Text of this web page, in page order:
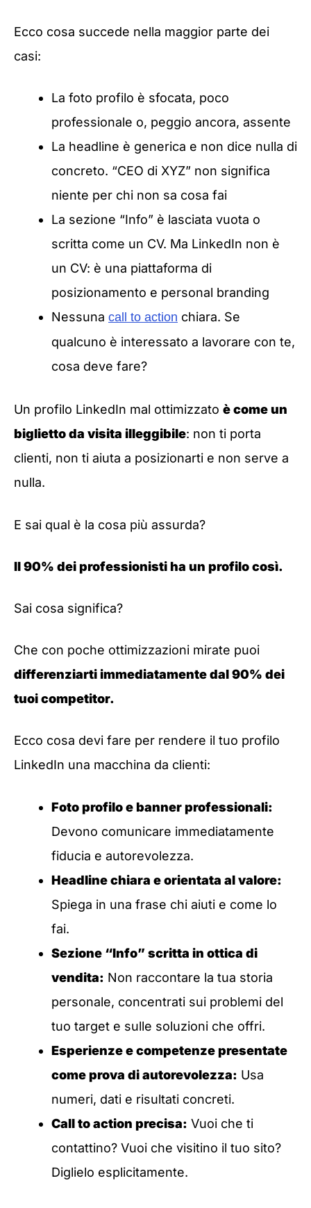
Ecco cosa succede nella maggior parte dei
casi:
La foto profilo è sfocata, poco
professionale o, peggio ancora, assente
La headline è generica e non dice nulla di
concreto. “CEO di XYZ” non significa
niente per chi non sa cosa fai
La sezione “Info” è lasciata vuota o
scritta come un CV. Ma LinkedIn non è
un CV: è una piattaforma di
posizionamento e personal branding
Nessuna call to action chiara. Se
qualcuno è interessato a lavorare con te,
cosa deve fare?
Un profilo LinkedIn mal ottimizzato è come un
biglietto da visita illeggibile: non ti porta
clienti, non ti aiuta a posizionarti e non serve a
nulla.
E sai qual è la cosa più assurda?
Il 90% dei professionisti ha un profilo così.
Sai cosa significa?
Che con poche ottimizzazioni mirate puoi
differenziarti immediatamente dal 90% dei
tuoi competitor.
Ecco cosa devi fare per rendere il tuo profilo
LinkedIn una macchina da clienti:
Foto profilo e banner professionali:
Devono comunicare immediatamente
fiducia e autorevolezza.
Headline chiara e orientata al valore:
Spiega in una frase chi aiuti e come lo
fai.
Sezione “Info” scritta in ottica di
vendita: Non raccontare la tua storia
personale, concentrati sui problemi del
tuo target e sulle soluzioni che offri.
Esperienze e competenze presentate
come prova di autorevolezza: Usa
numeri, dati e risultati concreti.
Call to action precisa: Vuoi che ti
contattino? Vuoi che visitino il tuo sito?
Diglielo esplicitamente.